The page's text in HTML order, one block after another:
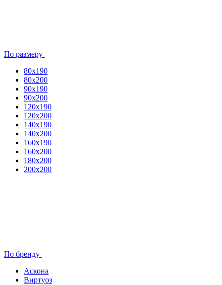
По размеру
80x190
80х200
90х190
90х200
120х190
120х200
140х190
140х200
160х190
160х200
180х200
200х200
По бренду
Аскона
Виртуоз